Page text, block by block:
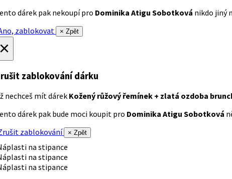
dárek pak nekoupí pro Dominika Atigu Sobotková nikdo jiný
zablokovat
× Zpět
zablokování dárku
nechceš mít dárek Kožený růžový řemínek + zlatá ozdoba
dárek pak bude moci koupit pro Dominika Atigu Sobotková
zablokování
× Zpět